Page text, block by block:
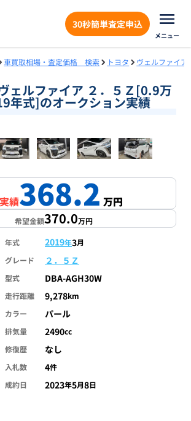
30秒簡単査定申込
メニュー
車買取相場・査定価格 検索 トヨタ ヴェルファイア
ェルファイア ２．５Ｚ[0.9万
年式]のオークション実績
1/18
績368.2万円
希望金額370.0万円
年式 2019年3月
グレード
２．５Ｚ
型式 DBA-AGH30W
走行距離 9,278km
カラー
パール
排気量 2490cc
修復歴
なし
入札数 4件
成約日
2023年5月8日